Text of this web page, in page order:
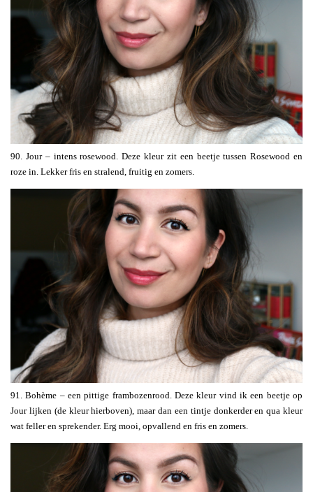
90. Jour – intens rosewood. Deze kleur zit een beetje tussen Rosewood en
roze in. Lekker fris en stralend, fruitig en zomers.
91. Bohème – een pittige frambozenrood. Deze kleur vind ik een beetje op
Jour lijken (de kleur hierboven), maar dan een tintje donkerder en qua kleur
wat feller en sprekender. Erg mooi, opvallend en fris en zomers.